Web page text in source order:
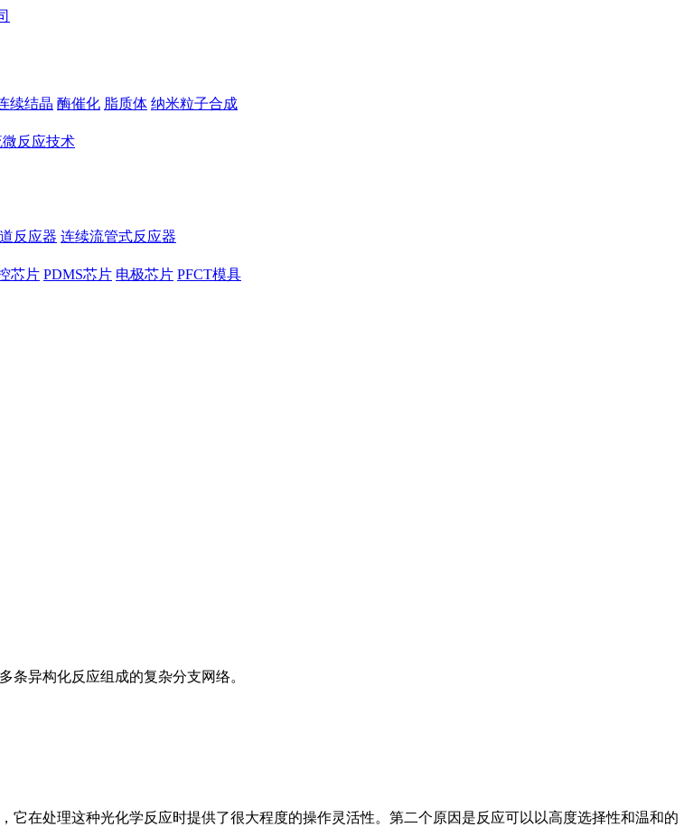
续结晶 酶催化 脂质体 纳米粒子合成
反应技术
反应器 连续流管式反应器
芯片 PDMS芯片 电极芯片 PFCT模具
异构化反应组成的复杂分支网络。
在处理这种光化学反应时提供了很大程度的操作灵活性。第二个原因是反应可以以高度选择性和温和的